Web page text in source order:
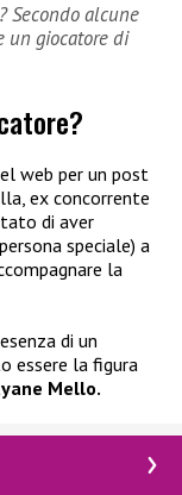
Secondo alcune
un giocatore di
web per un post
ex concorrente
di aver
speciale) a
la
di un
essere la figura
Mello.